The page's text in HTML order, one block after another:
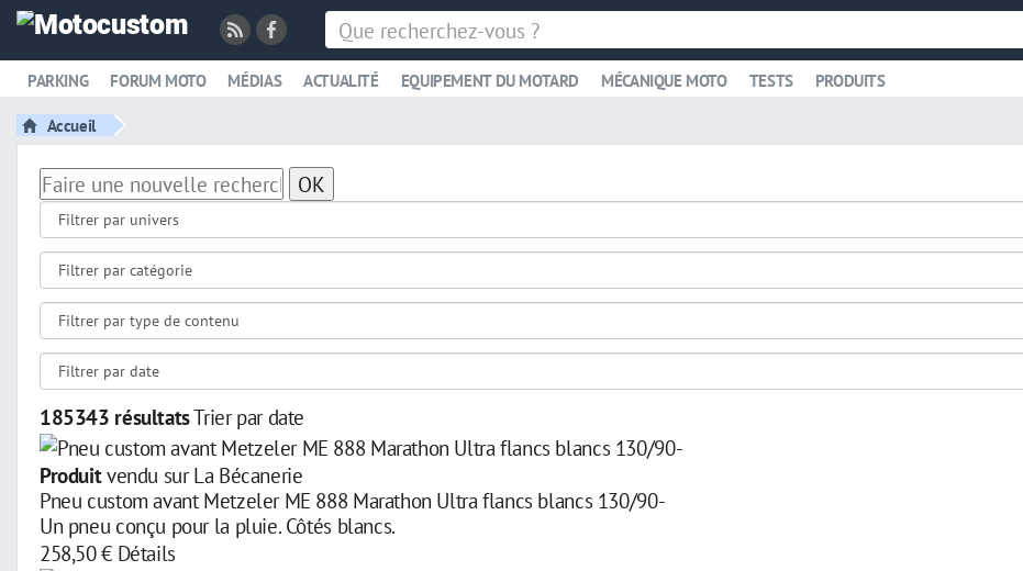
PARKING FORUM MOTO MÉDIAS ACTUALITÉ EQUIPEMENT DU MOTARD MÉCANIQUE MOTO TESTS PRODUITS
Accueil
OK
185343 résultatsTrier par date
Produitvendu sur La Bécanerie
Pneu custom avant Metzeler ME 888 Marathon Ultra flancs blancs 130/90-
Un pneu conçu pour la pluie. Côtés blancs.
258,50 € Détails